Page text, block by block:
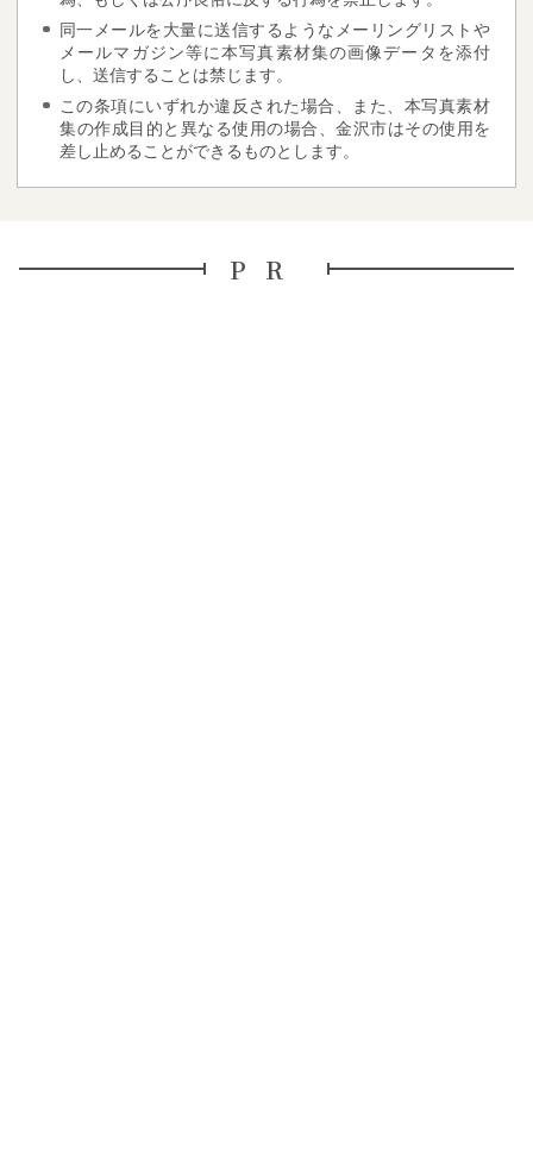
同一メールを大量に送信するようなメーリングリストや
メールマガジン等に本写真素材集の画像データを添付
し、送信することは禁じます。
この条項にいずれか違反された場合、また、本写真素材
集の作成目的と異なる使用の場合、金沢市はその使用を
差し止めることができるものとします。
PR